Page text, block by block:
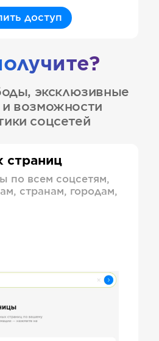
доступ
эксклюзивные
возможности
соцсетей
страниц
по всем соцсетям,
странам, городам,